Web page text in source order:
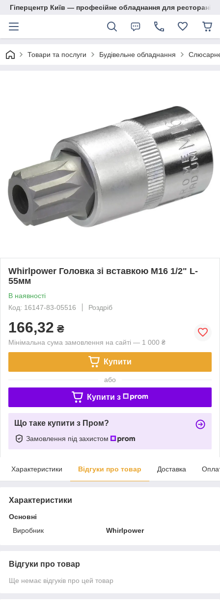
Гіперцентр Київ — професійне обладнання для ресторанів,
Товари та послуги Будівельне обладнання
Whirlpower Головка зі вставкою М16 1/2" L-
55мм
В наявності
Код: 16147-83-05516
Роздріб
166,32 ₴
Мінімальна сума замовлення на сайті — 1 000 ₴
Купити
або
Купити з
Що таке купити з Пром?
Замовлення під захистом
Характеристики Відгуки про товар Доставка
Характеристики
Основні
Виробник
Whirlpower
Відгуки про товар
Ще немає відгуків про цей товар